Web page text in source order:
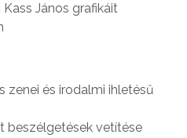
János grafikáit
zenei és irodalmi ihletésű
beszélgetések vetítése